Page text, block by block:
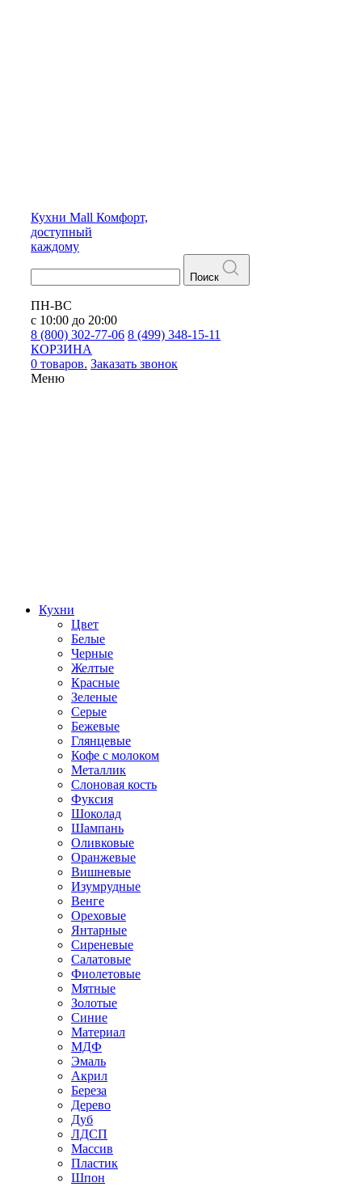
Кухни Mall Комфорт,
доступный
каждому
Поиск
ПН-ВС
с 10:00 до 20:00
8 (800) 302-77-06 8 (499) 348-15-11
КОРЗИНА
0 товаров. Заказать звонок
Меню
Кухни
Цвет
Белые
Черные
Желтые
Красные
Зеленые
Серые
Бежевые
Глянцевые
Кофе с молоком
Металлик
Слоновая кость
Фуксия
Шоколад
Шампань
Оливковые
Оранжевые
Вишневые
Изумрудные
Венге
Ореховые
Янтарные
Сиреневые
Салатовые
Фиолетовые
Мятные
Золотые
Синие
Материал
МДФ
Эмаль
Акрил
Береза
Дерево
Дуб
ЛДСП
Массив
Пластик
Шпон